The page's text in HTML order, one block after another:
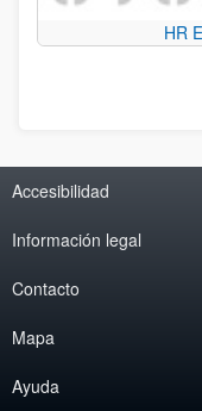
HR
Accesibilidad
Información legal
Contacto
Mapa
Ayuda